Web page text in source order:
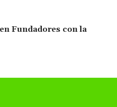
Fundadores con la